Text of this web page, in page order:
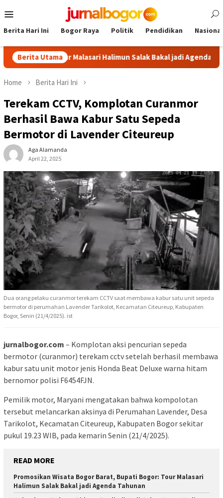
to
Menu
Berita Hari Ini Bogor Raya Politik Pendidikan Nasional
Berita Utama
Tour Malasari Halimun Salak Bakal jadi Agenda Tahunan
Home Berita Hari Ini
Terekam CCTV, Komplotan Curanmor
Berhasil Bawa Kabur Satu Sepeda
Bermotor di Lavender Citeureup
Aga Alamanda
April 22, 2025
Dua orang pelaku curanmor terekam CCTV saat membawa kabur satu unit sepeda
bermotor di perumahan Lavender Tarikolot, Kecamatan Citeureup, Kabupaten
Bogor, Senin (21/4/2025). ist
jurnalbogor.com – Komplotan aksi pencurian sepeda
bermotor (curanmor) terekam cctv setelah berhasil membawa
kabur satu unit motor jenis Honda Beat Deluxe warna hitam
bernomor polisi F6454FJN.
Pemilik motor, Maryani mengatakan bahwa kompolotan
tersebut melancarkan aksinya di Perumahan Lavender, Desa
Tarikolot, Kecamatan Citeureup, Kabupaten Bogor sekitar
pukul 19.23 WIB, pada kemarin Senin (21/4/2025).
READ MORE
Promosikan Wisata Bogor Barat, Bupati Bogor: Tour Malasari
Halimun Salak Bakal jadi Agenda Tahunan